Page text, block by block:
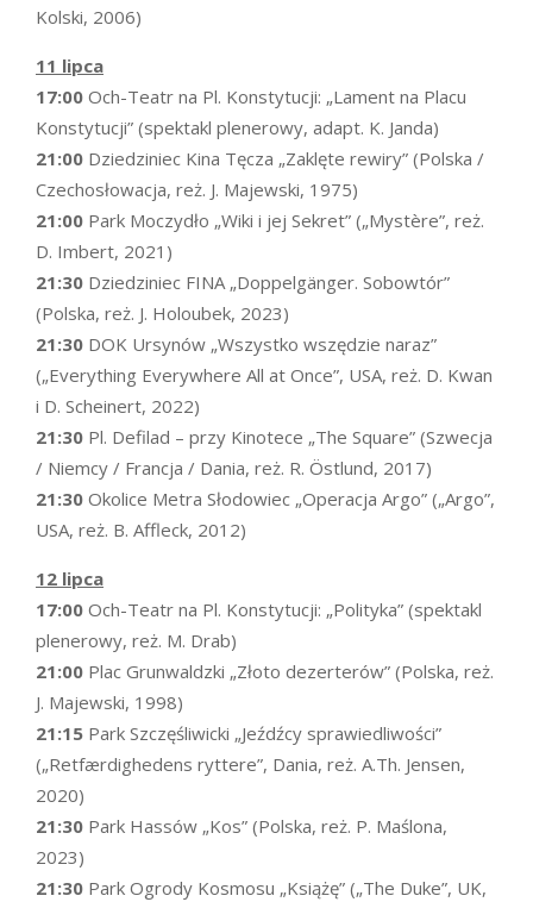
Kolski, 2006)
11 lipca
17:00 Och-Teatr na Pl. Konstytucji: „Lament na Placu
Konstytucji” (spektakl plenerowy, adapt. K. Janda)
21:00 Dziedziniec Kina Tęcza „Zaklęte rewiry” (Polska /
Czechosłowacja, reż. J. Majewski, 1975)
21:00 Park Moczydło „Wiki i jej Sekret” („Mystère”, reż.
D. Imbert, 2021)
21:30 Dziedziniec FINA „Doppelgänger. Sobowtór”
(Polska, reż. J. Holoubek, 2023)
21:30 DOK Ursynów „Wszystko wszędzie naraz”
(„Everything Everywhere All at Once”, USA, reż. D. Kwan
i D. Scheinert, 2022)
21:30 Pl. Defilad – przy Kinotece „The Square” (Szwecja
/ Niemcy / Francja / Dania, reż. R. Östlund, 2017)
21:30 Okolice Metra Słodowiec „Operacja Argo” („Argo”,
USA, reż. B. Affleck, 2012)
12 lipca
17:00 Och-Teatr na Pl. Konstytucji: „Polityka” (spektakl
plenerowy, reż. M. Drab)
21:00 Plac Grunwaldzki „Złoto dezerterów” (Polska, reż.
J. Majewski, 1998)
21:15 Park Szczęśliwicki „Jeźdźcy sprawiedliwości”
(„Retfærdighedens ryttere”, Dania, reż. A.Th. Jensen,
2020)
21:30 Park Hassów „Kos” (Polska, reż. P. Maślona,
2023)
21:30 Park Ogrody Kosmosu „Książę” („The Duke”, UK,